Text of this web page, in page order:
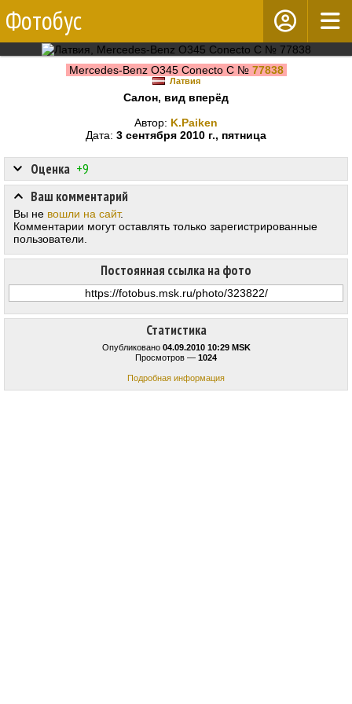
Фотобус
Mercedes-Benz O345 Conecto C № 77838
Латвия
Салон, вид вперёд
Автор: K.Paiken
Дата: 3 сентября 2010 г., пятница
Статистика
Опубликовано 04.09.2010 10:29 MSK
Просмотров — 1024
Подробная информация
Оценка +9
Постоянная ссылка на фото
Ваш комментарий
Вы не вошли на сайт.
Комментарии могут оставлять только зарегистрированные
пользователи.